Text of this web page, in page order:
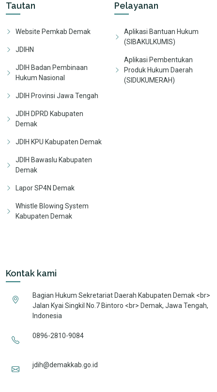
Tautan
Website Pemkab Demak
JDIHN
JDIH Badan Pembinaan
Hukum Nasional
JDIH Provinsi Jawa Tengah
JDIH DPRD Kabupaten
Demak
JDIH KPU Kabupaten Demak
JDIH Bawaslu Kabupaten
Demak
Lapor SP4N Demak
Whistle Blowing System
Kabupaten Demak
Pelayanan
Aplikasi Bantuan Hukum
(SIBAKULKUMIS)
Aplikasi Pembentukan
Produk Hukum Daerah
(SIDUKUMERAH)
Kontak kami
Bagian Hukum Sekretariat Daerah Kabupaten Demak <br>
Jalan Kyai Singkil No.7 Bintoro <br> Demak, Jawa Tengah,
Indonesia
0896-2810-9084
jdih@demakkab.go.id